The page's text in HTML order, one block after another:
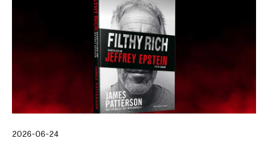
2026-06-24